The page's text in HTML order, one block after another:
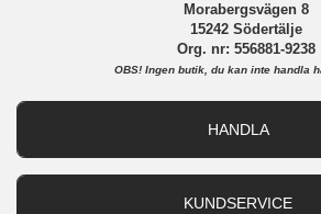
Morabergsvägen 8
15242 Södertälje
Org. nr: 556881-9238
OBS! Ingen butik, du kan inte handla
HANDLA
KUNDSERVICE